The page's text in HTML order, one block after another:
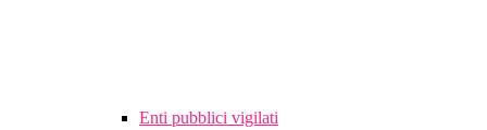
Enti pubblici vigilati